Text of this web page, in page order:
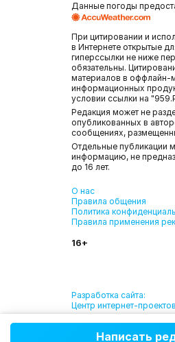
Данные погоды
При цитировании и
в Интернете открытые
гиперссылки не ниже
обязательны.
материалов в оффлайн-
информационных
условии ссылки на
Редакция может не
опубликованных в
сообщениях,
Отдельные публикации
информацию, не
до 16 лет.
О нас
Правила общения
Политика
Правила применения
16+
Разработка сайта:
Центр интернет-
Написать